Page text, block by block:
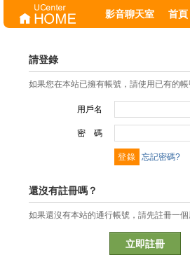
影音聊天室 首頁
請登錄
如果您在本站已擁有帳號，請使用已有的
用戶名
密 碼
忘記密碼?
還沒有註冊嗎？
如果還沒有本站的通行帳號，請先註冊一個
立即註冊